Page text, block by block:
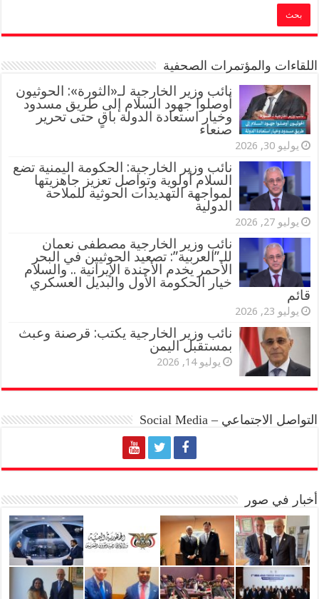
اللقاءات والمؤتمرات الصحفية
‏نائب وزير الخارجية لـ«الثورة»: الحوثيون
أوصلوا جهود السلام إلى طريق مسدود
وخيار استعادة الدولة باقٍ حتى تحرير
صنعاء
يوليو 30, 2026
نائب وزير الخارجية: الحكومة اليمنية تضع
السلام أولوية وتواصل تعزيز جاهزيتها
لمواجهة التهديدات الحوثية للملاحة
الدولية
يوليو 27, 2026
نائب وزير الخارجية مصطفى نعمان
للـ”العربية”: تصعيد الحوثيين في البحر
الأحمر يخدم الأجندة الإيرانية .. والسلام
خيار الحكومة الأول والبديل العسكري
قائم
يوليو 23, 2026
نائب وزير الخارجية يكتب: قرصنة وعبث
بمستقبل اليمن
يوليو 14, 2026
التواصل الاجتماعي – Social Media
أخبار في صور